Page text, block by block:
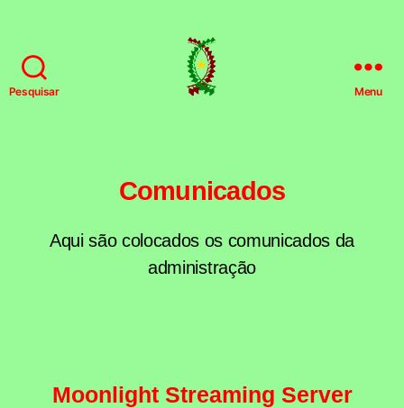
Pesquisar Menu
Comunicados
Aqui são colocados os comunicados da
administração
Moonlight Streaming Server